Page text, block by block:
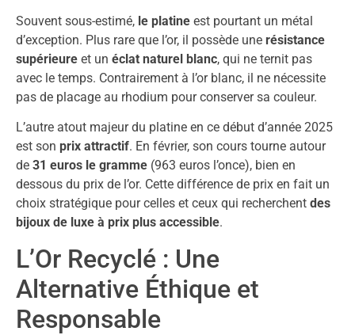
Souvent sous-estimé, le platine est pourtant un métal
d’exception. Plus rare que l’or, il possède une résistance
supérieure et un éclat naturel blanc, qui ne ternit pas
avec le temps. Contrairement à l’or blanc, il ne nécessite
pas de placage au rhodium pour conserver sa couleur.
L’autre atout majeur du platine en ce début d’année 2025
est son prix attractif. En février, son cours tourne autour
de 31 euros le gramme (963 euros l’once), bien en
dessous du prix de l’or. Cette différence de prix en fait un
choix stratégique pour celles et ceux qui recherchent des
bijoux de luxe à prix plus accessible.
L’Or Recyclé : Une
Alternative Éthique et
Responsable